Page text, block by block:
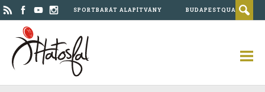
SPORTBARÁT ALAPÍTVÁNY BUDAPESTQUAD